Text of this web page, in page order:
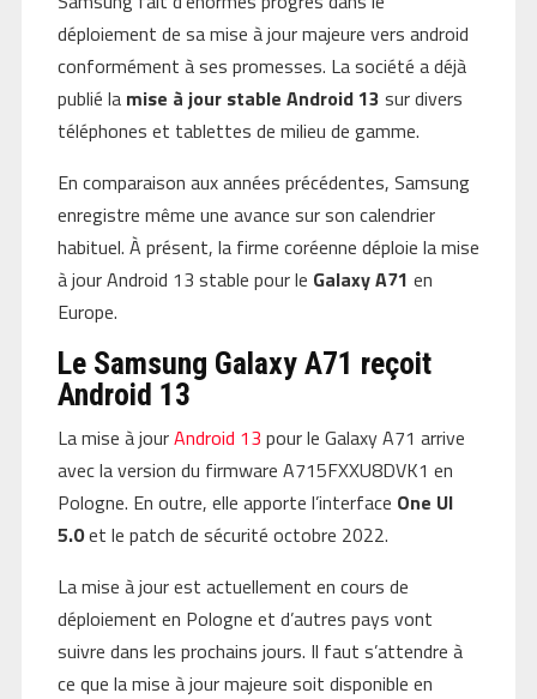
déploiement de sa mise à jour majeure vers android
conformément à ses promesses. La société a déjà
publié la mise à jour stable Android 13 sur divers
téléphones et tablettes de milieu de gamme.
En comparaison aux années précédentes, Samsung
enregistre même une avance sur son calendrier
habituel. À présent, la firme coréenne déploie la mise
à jour Android 13 stable pour le Galaxy A71 en
Europe.
Le Samsung Galaxy A71 reçoit
Android 13
La mise à jourAndroid 13 pour le Galaxy A71 arrive
avec la version du firmware A715FXXU8DVK1 en
Pologne. En outre, elle apporte l’interface One UI
5.0et le patch de sécurité octobre 2022.
La mise à jour est actuellement en cours de
déploiement en Pologne et d’autres pays vont
suivre dans les prochains jours. Il faut s’attendre à
ce que la mise à jour majeure soit disponible en